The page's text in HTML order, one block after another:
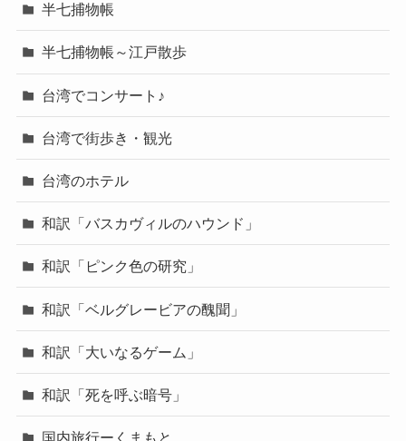
半七捕物帳
半七捕物帳～江戸散歩
台湾でコンサート♪
台湾で街歩き・観光
台湾のホテル
和訳「バスカヴィルのハウンド」
和訳「ピンク色の研究」
和訳「ベルグレービアの醜聞」
和訳「大いなるゲーム」
和訳「死を呼ぶ暗号」
国内旅行ーくまもと